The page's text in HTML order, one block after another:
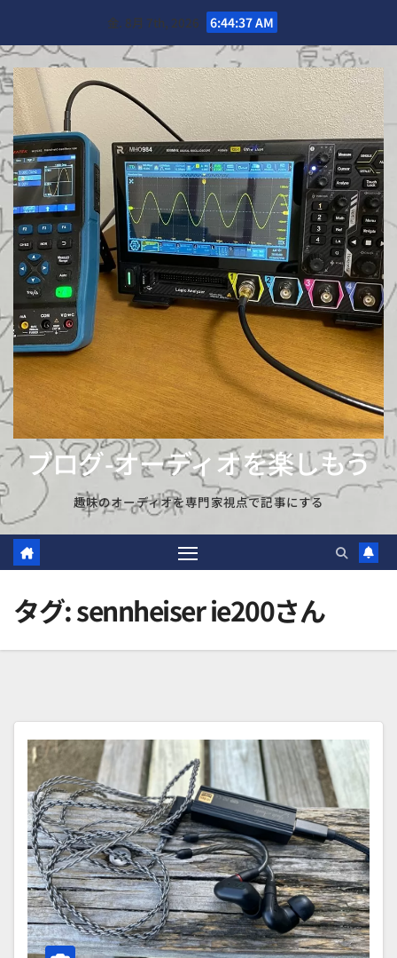
content
金. 8月 7th, 2026 6:44:39 AM
ブログ-オーディオを楽しもう
趣味のオーディオを専門家視点で記事にする
タグ:sennheiser ie200さん